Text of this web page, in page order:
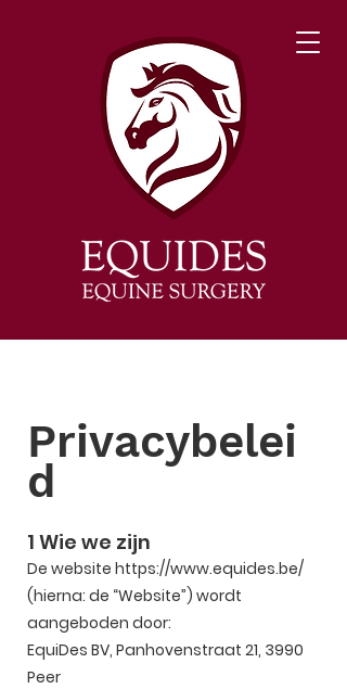
Privacybelei
d
1 Wie we zijn
De website https://www.equides.be/
(hierna: de “Website”) wordt
aangeboden door:
EquiDes BV, Panhovenstraat 21, 3990
Peer